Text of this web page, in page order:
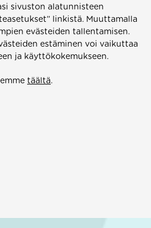
sivuston alatunnisteen
linkistä. Muuttamalla
evästeiden tallentamisen.
estäminen voi vaikuttaa
ja käyttökokemukseen.
täältä.